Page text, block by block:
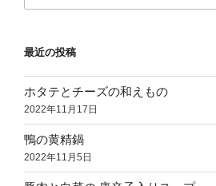
最近の投稿
ホタテとチーズの和えもの
2022年11月17日
鴨の黄精鍋
2022年11月5日